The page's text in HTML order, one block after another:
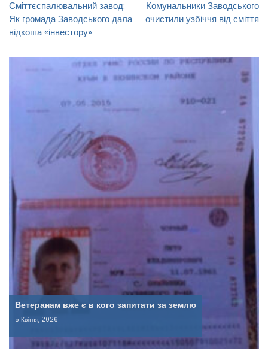
Сміттєспалювальний завод:
Як громада Заводського дала
відкоша «інвестору»
Комунальники Заводського
очистили узбіччя від сміття
Ветеранам вже є в кого запитати за землю
5 Квітня, 2026